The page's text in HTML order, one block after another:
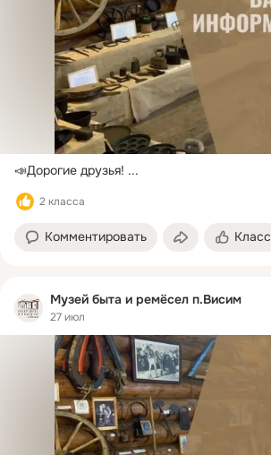
📣Дорогие друзья! ...
2 класса
Комментировать Класс
Музей быта и ремёсел п.Висим
27 июл